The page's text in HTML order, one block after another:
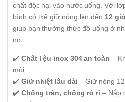
chất độc hại vào nước uống. Với
bình có thể giữ nóng lên đến 12
giúp bạn thưởng thức đồ uống ở
nơi.
✔️ Chất liệu inox 304 an toàn –
mùi.
✔️ Giữ nhiệt lâu dài – Giữ nóng
✔️ Chống tràn, chống rò rỉ – Nắp